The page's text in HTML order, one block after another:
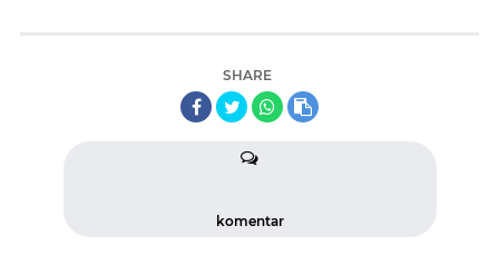
SHARE
komentar